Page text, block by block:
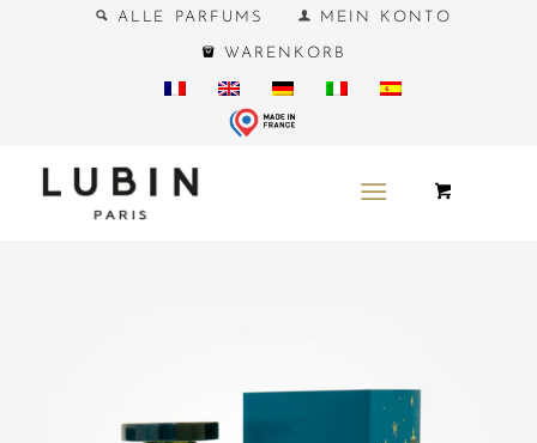
ALLE PARFUMS MEIN KONTO
WARENKORB